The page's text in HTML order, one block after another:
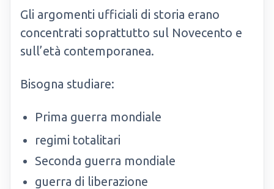
Gli argomenti ufficiali di storia erano
concentrati soprattutto sul Novecento e
sull’età contemporanea.
Bisogna studiare:
Prima guerra mondiale
regimi totalitari
Seconda guerra mondiale
guerra di liberazione